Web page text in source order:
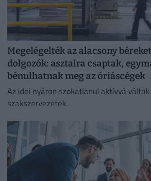
Megelégelték az alacsony
dolgozók: asztalra csaptak,
bénulhatnak meg az óriáscégek
Az idei nyáron szokatlanul aktívvá
szakszervezetek.